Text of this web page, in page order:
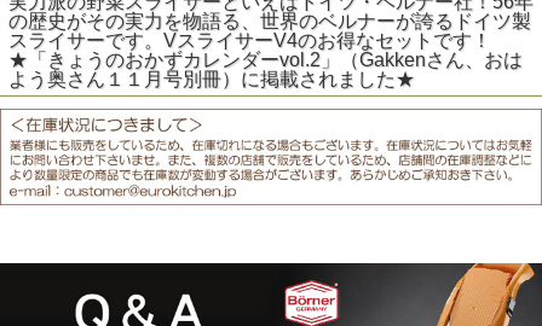
の歴史がその実力を物語る、世界のベルナーが誇るドイツ製
スライサーです。VスライサーV4のお得なセットです！
★「きょうのおかずカレンダーvol.2」（Gakkenさん、おは
よう奥さん１１月号別冊）に掲載されました★